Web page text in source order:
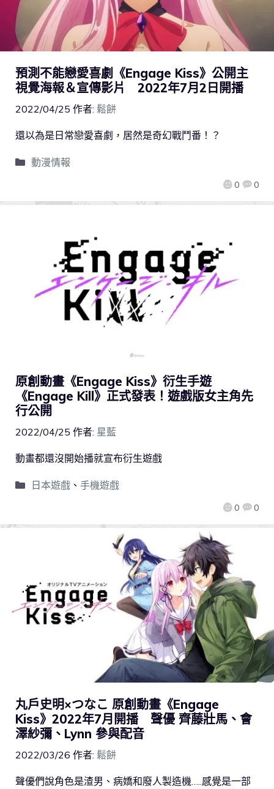
預測不能戀愛喜劇《Engage Kiss》公開主
視覺海報＆宣傳影片 2022年7月2日開播
2022/04/25 作者: 鬆餅
0 0
還以為是日常戀愛喜劇，居然是奇幻戰鬥番！？
動漫情報
原創動畫《Engage Kiss》衍生手遊
《Engage Kill》正式發表！遊戲版女主角先
行公開
2022/04/25 作者: 星藍
0 0
動畫都還沒開始播就宣布衍生遊戲
日本遊戲、 手機遊戲
丸戶史明×つなこ 原創動畫《Engage
Kiss》2022年7月開播 聲優 齊藤壯馬、會
澤紗彌、Lynn 參與配音
2022/03/26 作者: 鬆餅
聲優們說角色是渣男、病嬌和廢人製造機…..感覺是一部